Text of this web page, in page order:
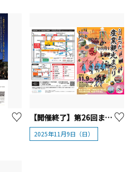
【開催終了】第26回まつだ産業観光まつり
2025年11月9日（日）